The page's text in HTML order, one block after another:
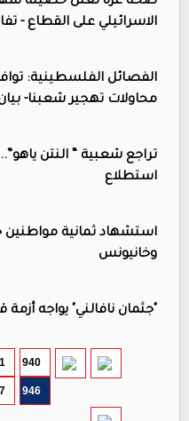
الاسرائيلي على القطاع -
الفصائل الفلسطينية:
محاولات تهجير شعبنا-
تراجع شعبية “ النتن
استطلاع
استشهاد ثمانية
وخانيونس
"جثمان نافالني" يواجه
940
946